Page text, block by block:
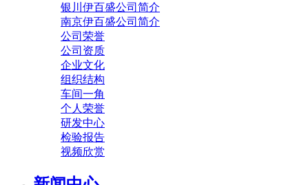
银川伊百盛公司简介
南京伊百盛公司简介
公司荣誉
公司资质
企业文化
组织结构
车间一角
个人荣誉
研发中心
检验报告
视频欣赏